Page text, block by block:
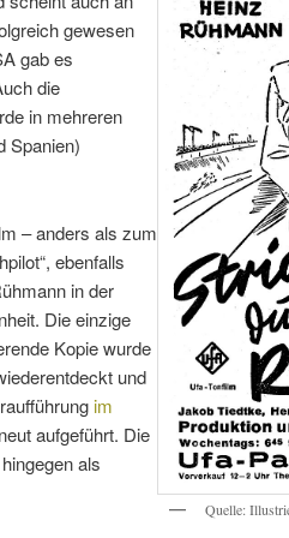
gewesen
gab es
die
in mehreren
Spanien)
– anders als zum
ebenfalls
in der
Die einzige
Kopie wurde
und
im
aufgeführt. Die
als
Quelle: